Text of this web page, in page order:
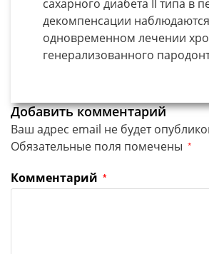
сахарного диабета II типа в
декомпенсации
одновременном лечении
генерализованного
Добавить комментарий
Ваш адрес email не будет
Обязательные поля помечены *
Комментарий *